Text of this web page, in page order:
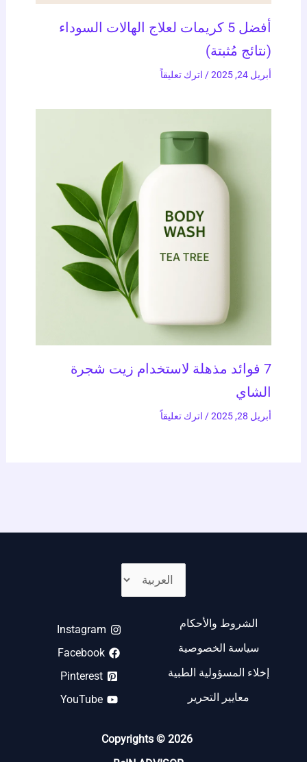
أفضل 5 كريمات لعلاج الهالات السوداء
(نتائج مُثبتة)
أبريل 24, 2025 /اترك تعليقاً
7 فوائد مذهلة لاستخدام زيت شجرة
الشاي
أبريل 28, 2025 /اترك تعليقاً
الشروط والأحكام
سياسة الخصوصية
إخلاء المسؤولية الطبية
معايير التحرير
Instagram
Facebook
Pinterest
YouTube
Copyrights © 2026